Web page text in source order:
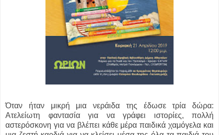
Όταν ήταν μικρή μια νεράιδα της έδωσε τρία δώρα:
Ατελείωτη φαντασία για να γράφει ιστορίες, πολλή
αστερόσκονη για να βλέπει κάθε μέρα παιδικά χαμόγελα και